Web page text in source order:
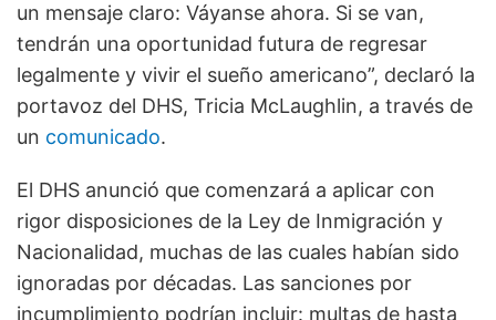
un mensaje claro: Váyanse ahora. Si se van,
tendrán una oportunidad futura de regresar
legalmente y vivir el sueño americano”, declaró la
portavoz del DHS, Tricia McLaughlin, a través de
un comunicado.
El DHS anunció que comenzará a aplicar con
rigor disposiciones de la Ley de Inmigración y
Nacionalidad, muchas de las cuales habían sido
ignoradas por décadas. Las sanciones por
incumplimiento podrían incluir: multas de hasta